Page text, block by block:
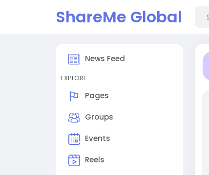
ShareMe Global
News Feed
EXPLORE
Pages
Groups
Events
Reels